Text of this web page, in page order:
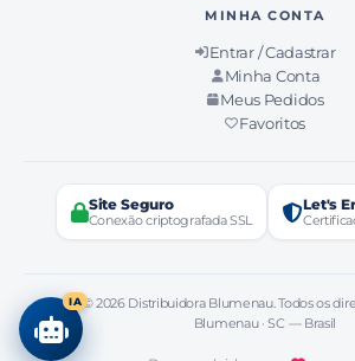
MINHA CONTA
Entrar / Cadastrar
Minha Conta
Meus Pedidos
Favoritos
Site Seguro
Conexão criptografada SSL
Let's
© 2026 Distribuidora Blumenau. Todos os
Blumenau · SC — Brasil
IA